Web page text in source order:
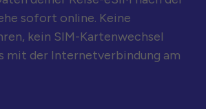
sofort online. Keine
kein SIM-Kartenwechsel
mit der Internetverbindung am